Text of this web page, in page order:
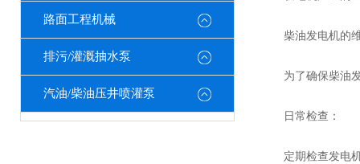
路面工程机械
排污/灌溉抽水泵
汽油/柴油压井喷灌泵
柴油发电机的
为了确保柴油发
日常检查：
定期检查发电机